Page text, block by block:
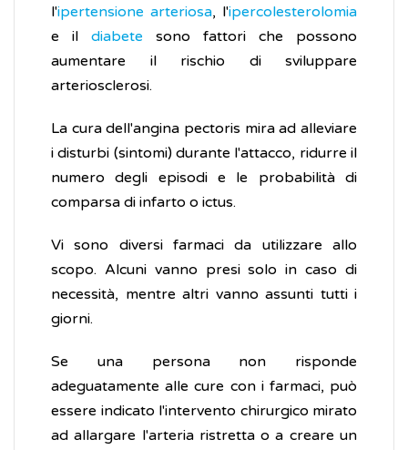
l'ipertensione arteriosa, l'ipercolesterolomia
e il diabete sono fattori che possono
aumentare il rischio di sviluppare
arteriosclerosi.
La cura dell'angina pectoris mira ad alleviare
i disturbi (sintomi) durante l'attacco, ridurre il
numero degli episodi e le probabilità di
comparsa di infarto o ictus.
Vi sono diversi farmaci da utilizzare allo
scopo. Alcuni vanno presi solo in caso di
necessità, mentre altri vanno assunti tutti i
giorni.
Se una persona non risponde
adeguatamente alle cure con i farmaci, può
essere indicato l'intervento chirurgico mirato
ad allargare l'arteria ristretta o a creare un